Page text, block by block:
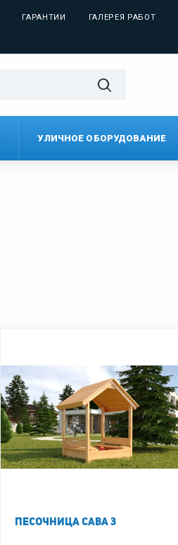
ГАРАНТИИ ГАЛЕРЕЯ РАБОТ
УЛИЧНОЕ ОБОРУДОВАНИЕ
Песочница Сава 3